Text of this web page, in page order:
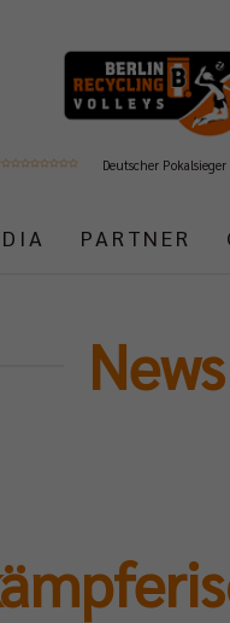
Deutscher Pokalsieger
PARTNER
News